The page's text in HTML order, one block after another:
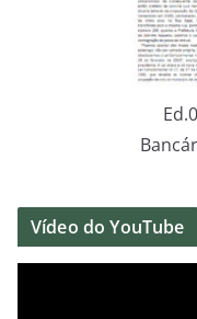
Vídeo do YouTube